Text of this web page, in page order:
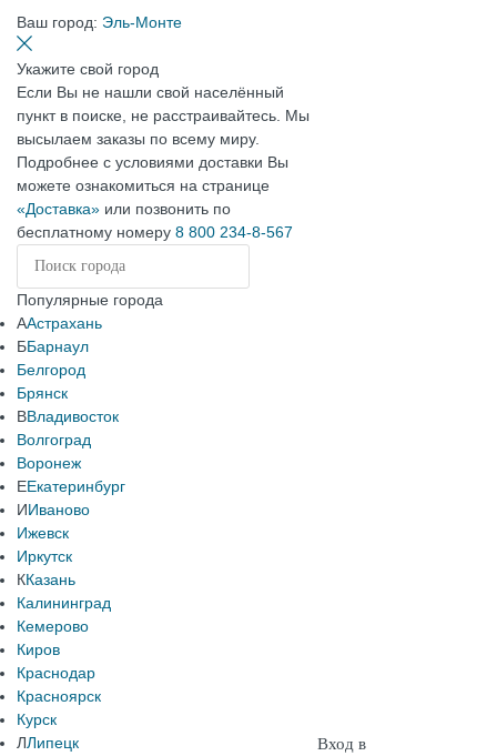
Ваш город: Эль-Монте
Укажите свой город
Если Вы не нашли свой населённый
пункт в поиске, не расстраивайтесь. Мы
высылаем заказы по всему миру.
Подробнее с условиями доставки Вы
можете ознакомиться на странице
«Доставка» или позвонить по
бесплатному номеру 8 800 234-8-567
Популярные города
ААстрахань
ББарнаул
Белгород
Брянск
ВВладивосток
Волгоград
Воронеж
ЕЕкатеринбург
ИИваново
Ижевск
Иркутск
ККазань
Калининград
Кемерово
Киров
Краснодар
Красноярск
Курск
ЛЛипецк
Вход в